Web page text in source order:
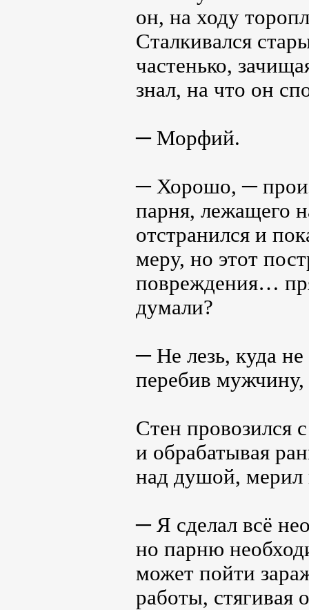
он, на ходу
Сталкивался
частенько,
знал, на что он
─ Морфий.
─ Хорошо, ─
парня, лежащего
отстранился и
меру, но этот
повреждения…
думали?
─ Не лезь, куда
перебив
Стен провозился
и обрабатывая
над душой, мерил
─ Я сделал всё
но парню
может пойти
работы, стягивая